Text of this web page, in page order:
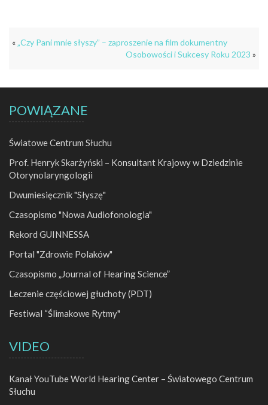
« „Czy Pani mnie słyszy” – zaproszenie na film dokumentny
Osobowości i Sukcesy Roku 2023 »
POWIĄZANE
Światowe Centrum Słuchu
Prof. Henryk Skarżyński – Konsultant Krajowy w Dziedzinie
Otorynolaryngologii
Dwumiesięcznik "Słyszę"
Czasopismo "Nowa Audiofonologia"
Rekord GUINNESSA
Portal "Zdrowie Polaków"
Czasopismo „Journal of Hearing Science”
Leczenie częściowej głuchoty (PDT)
Festiwal “Ślimakowe Rytmy"
VIDEO
Kanał YouTube World Hearing Center – Światowego Centrum
Słuchu